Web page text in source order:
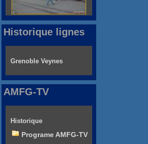
Historique lignes
Grenoble Veynes
AMFG-TV
Historique
Programe AMFG-TV